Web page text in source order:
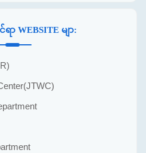
WEBSITE မျာ: